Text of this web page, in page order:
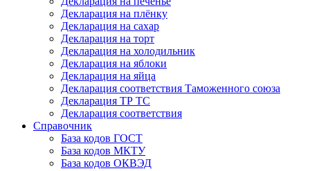
Декларация на плёнку
Декларация на сахар
Декларация на торт
Декларация на холодильник
Декларация на яблоки
Декларация на яйца
Декларация соответствия Таможенного союза
Декларация ТР ТС
Декларация соответствия
Справочник
База кодов ГОСТ
База кодов МКТУ
База кодов ОКВЭД